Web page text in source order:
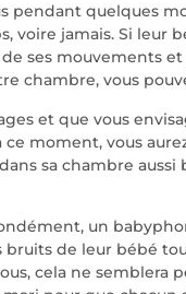
quelques
jamais. Si leur
ses mouvements
chambre, vous
et que vous
moment, vous
sa chambre
un
de leur bébé
cela ne semblera